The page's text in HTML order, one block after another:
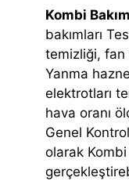
Kombi
bakımları
temizliği, fan
Yanma
elektrotları
hava oranı
Genel
olarak